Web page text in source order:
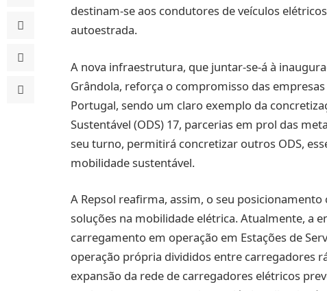
destinam-se aos condutores de veículos
autoestrada.
A nova infraestrutura, que juntar-se-á à
Grândola, reforça o compromisso das
Portugal, sendo um claro exemplo da
Sustentável (ODS) 17, parcerias em prol das
seu turno, permitirá concretizar outros ODS,
mobilidade sustentável.
A Repsol reafirma, assim, o seu
soluções na mobilidade elétrica. Atualmente, a
carregamento em operação em Estações de
operação própria divididos entre carregadores
expansão da rede de carregadores elétricos